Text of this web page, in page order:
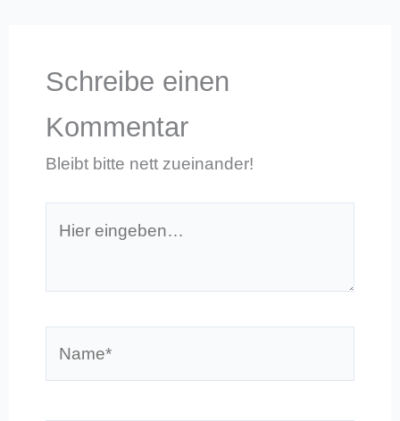
Schreibe einen
Kommentar
Bleibt bitte nett zueinander!
eingeben…